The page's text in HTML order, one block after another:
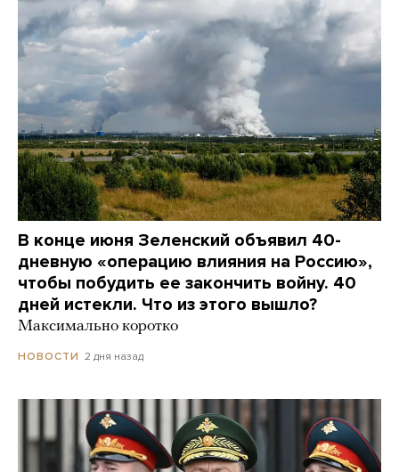
В конце июня Зеленский объявил 40-
дневную «операцию влияния на Россию»,
чтобы побудить ее закончить войну. 40
дней истекли. Что из этого вышло?
Максимально коротко
НОВОСТИ 2 дня назад